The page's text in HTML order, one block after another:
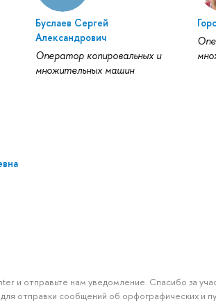
Буслаев Сергей
Александрович
Оператор копировальных и
множительных машин
и отправьте нам уведомление. Спасибо за
отправки сообщений об орфографических и